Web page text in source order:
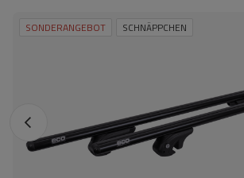
SONDERANGEBOT SCHNÄPPCHEN